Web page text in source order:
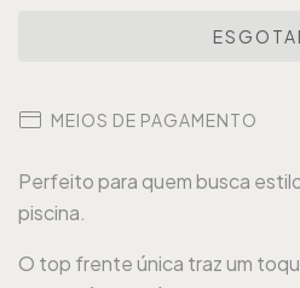
MEIOS DE PAGAMENTO
Perfeito para quem busca
piscina.
O top frente única traz um